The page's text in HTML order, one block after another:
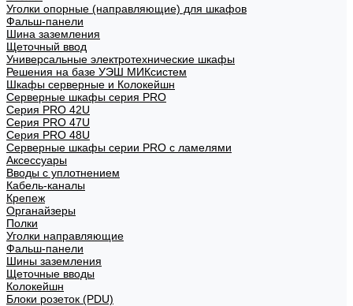
Уголки опорные (направляющие) для шкафов
Фальш-панели
Шина заземления
Щеточный ввод
Универсальные электротехнические шкафы
Решения на базе УЭШ МИКсистем
Шкафы серверные и Колокейшн
Серверные шкафы серия PRO
Серия PRO 42U
Серия PRO 47U
Серия PRO 48U
Серверные шкафы серии PRO с ламелями
Аксессуары
Вводы с уплотнением
Кабель-каналы
Крепеж
Органайзеры
Полки
Уголки направляющие
Фальш-панели
Шины заземления
Щеточные вводы
Колокейшн
Блоки розеток (PDU)